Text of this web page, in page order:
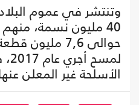
وتنتشر في عموم
حوالى 7,6
الأسلحة غير المعلن